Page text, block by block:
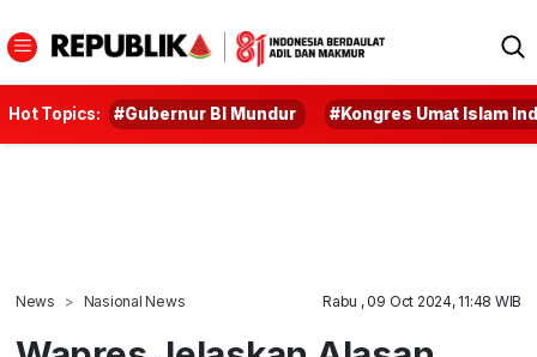
Hot Topics: #Gubernur BI Mundur #Kongres Umat Islam
News Nasional News Rabu , 09 Oct 2024, 11:48 WIB